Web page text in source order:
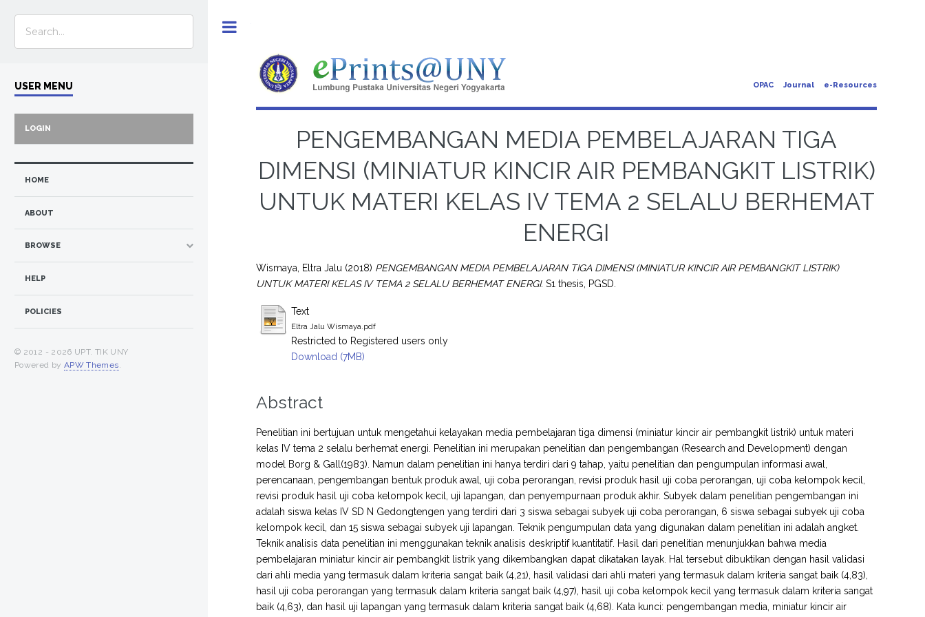
OPAC Journal e-Resources
PENGEMBANGAN MEDIA PEMBELAJARAN TIGA
DIMENSI (MINIATUR KINCIR AIR PEMBANGKIT LISTRIK)
UNTUK MATERI KELAS IV TEMA 2 SELALU BERHEMAT
ENERGI
Wismaya, Eltra Jalu (2018) PENGEMBANGAN MEDIA PEMBELAJARAN TIGA DIMENSI (MINIATUR KINCIR AIR PEMBANGKIT LISTRIK)
UNTUK MATERI KELAS IV TEMA 2 SELALU BERHEMAT ENERGI. S1 thesis, PGSD.
Text
Eltra Jalu Wismaya.pdf
Restricted to Registered users only
Download (7MB)
Abstract
Penelitian ini bertujuan untuk mengetahui kelayakan media pembelajaran tiga dimensi (miniatur kincir air pembangkit listrik) untuk materi
kelas IV tema 2 selalu berhemat energi. Penelitian ini merupakan penelitian dan pengembangan (Research and Development) dengan
model Borg & Gall(1983). Namun dalam penelitian ini hanya terdiri dari 9 tahap, yaitu penelitian dan pengumpulan informasi awal,
perencanaan, pengembangan bentuk produk awal, uji coba perorangan, revisi produk hasil uji coba perorangan, uji coba kelompok kecil,
revisi produk hasil uji coba kelompok kecil, uji lapangan, dan penyempurnaan produk akhir. Subyek dalam penelitian pengembangan ini
adalah siswa kelas IV SD N Gedongtengen yang terdiri dari 3 siswa sebagai subyek uji coba perorangan, 6 siswa sebagai subyek uji coba
kelompok kecil, dan 15 siswa sebagai subyek uji lapangan. Teknik pengumpulan data yang digunakan dalam penelitian ini adalah angket.
Teknik analisis data penelitian ini menggunakan teknik analisis deskriptif kuantitatif. Hasil dari penelitian menunjukkan bahwa media
pembelajaran miniatur kincir air pembangkit listrik yang dikembangkan dapat dikatakan layak. Hal tersebut dibuktikan dengan hasil validasi
dari ahli media yang termasuk dalam kriteria sangat baik (4,21), hasil validasi dari ahli materi yang termasuk dalam kriteria sangat baik (4,83),
hasil uji coba perorangan yang termasuk dalam kriteria sangat baik (4,97), hasil uji coba kelompok kecil yang termasuk dalam kriteria sangat
baik (4,63), dan hasil uji lapangan yang termasuk dalam kriteria sangat baik (4,68). Kata kunci: pengembangan media, miniatur kincir air
USER MENU
LOGIN
HOME
ABOUT
BROWSE
HELP
POLICIES
© 2012 - 2026 UPT. TIK UNY
Powered by APW Themes